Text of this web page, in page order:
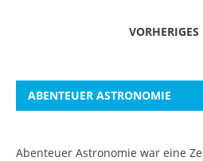
ABENTEUER ASTRONOMIE
Abenteuer Astronomie war eine